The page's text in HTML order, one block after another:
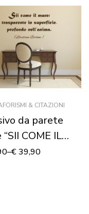
& CITAZIONI
da parete
COME IL
–€39,90